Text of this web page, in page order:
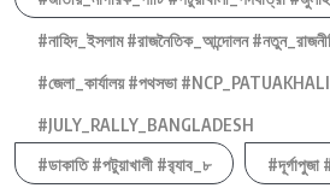
#নাহিদ_ইসলাম #রাজনৈতিক_আন্দোলন
#জেলা_কার্যালয় #পথসভা #NCP_PATUAKHALI
#JULY_RALLY_BANGLADESH
#ডাকাতি #পটুয়াখালী #র‍্যাব_৮
#দূর্গাপুজা